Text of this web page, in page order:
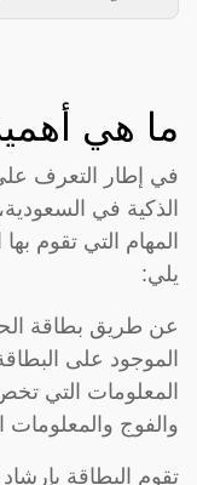
ما هي
في إطار التعرف
الذكية في
المهام التي تقوم
يلي:
عن طريق بطاقة
الموجود على
المعلومات التي
والفوج والمعلومات
تقوم البطاقة